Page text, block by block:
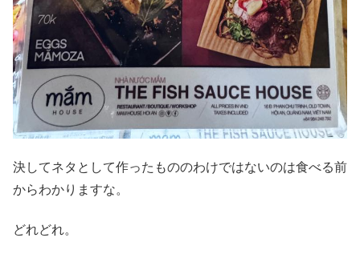
決してネタとして作ったもののわけではないのは食べる前
からわかりますな。
どれどれ。